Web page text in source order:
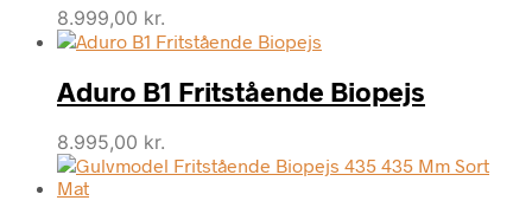
8.999,00 kr.
Aduro B1 Fritstående Biopejs
8.995,00 kr.